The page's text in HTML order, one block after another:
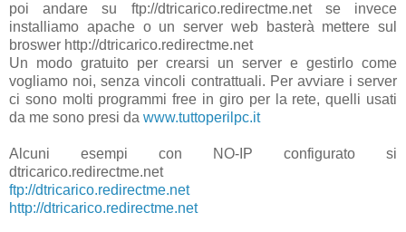
poi andare su ftp://dtricarico.redirectme.net se invece
installiamo apache o un server web basterà mettere sul
broswer http://dtricarico.redirectme.net
Un modo gratuito per crearsi un server e gestirlo come
vogliamo noi, senza vincoli contrattuali. Per avviare i server
ci sono molti programmi free in giro per la rete, quelli usati
da me sono presi da www.tuttoperilpc.it
Alcuni esempi con NO-IP configurato si
dtricarico.redirectme.net
ftp://dtricarico.redirectme.net
http://dtricarico.redirectme.net